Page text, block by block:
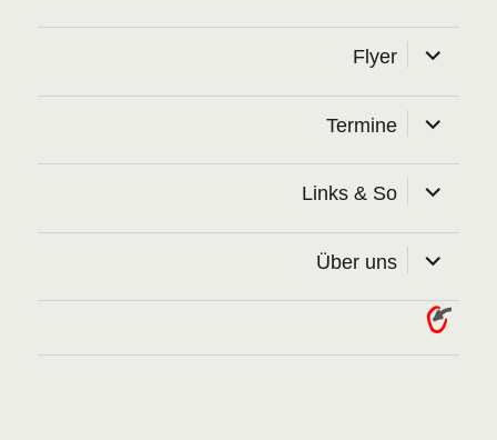
Flyer öffnen
Termine öffnen
Links & So öffnen
Über uns öffnen